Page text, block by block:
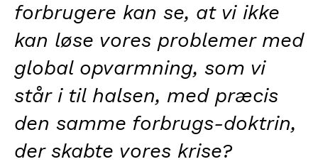
forbrugere kan se, at vi ikke
kan løse vores problemer med
global opvarmning, som vi
står i til halsen, med præcis
den samme forbrugs-doktrin,
der skabte vores krise?